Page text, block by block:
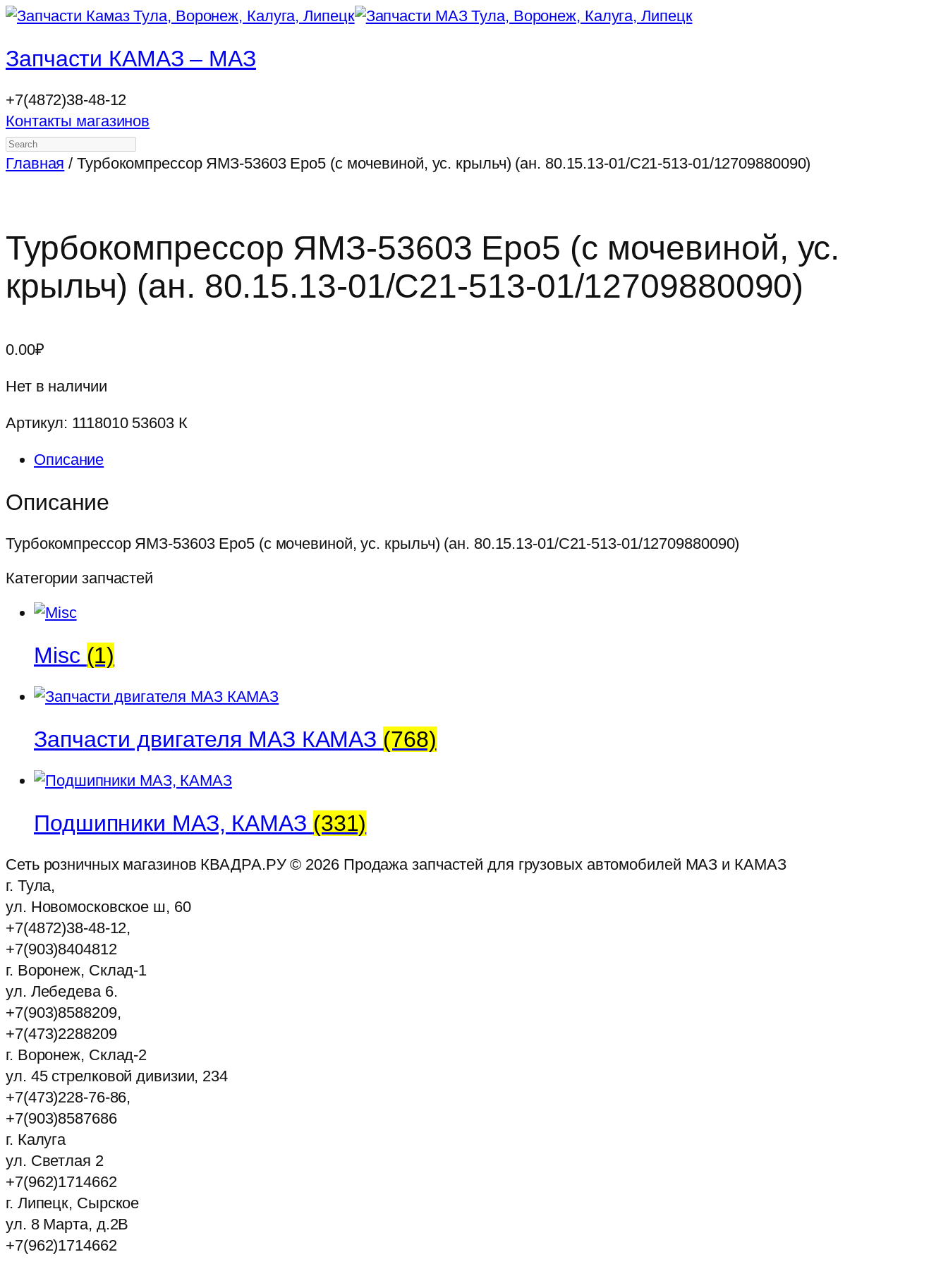
Запчасти КАМАЗ – МАЗ
+7(4872)38-48-12
Контакты магазинов
Search
Главная / Турбокомпрессор ЯМЗ-53603 Еро5 (с мочевиной, ус. крыльч) (ан. 80.15.13-01/C21-513-01/12709880090)
Турбокомпрессор ЯМЗ-53603 Еро5 (с мочевиной, ус.
крыльч) (ан. 80.15.13-01/C21-513-01/12709880090)
0.00₽
Нет в наличии
Артикул: 1118010 53603 К
Описание
Описание
Турбокомпрессор ЯМЗ-53603 Еро5 (с мочевиной, ус. крыльч) (ан. 80.15.13-01/C21-513-01/12709880090)
Категории запчастей
Misc (1)
Запчасти двигателя МАЗ КАМАЗ (768)
Подшипники МАЗ, КАМАЗ (331)
Сеть розничных магазинов КВАДРА.РУ © 2026Продажа запчастей для грузовых автомобилей МАЗ и КАМАЗ
г. Тула,
ул. Новомосковское ш, 60
+7(4872)38-48-12,
+7(903)8404812
г. Воронеж, Склад-1
ул. Лебедева 6.
+7(903)8588209,
+7(473)2288209
г. Воронеж, Склад-2
ул. 45 стрелковой дивизии, 234
+7(473)228-76-86,
+7(903)8587686
г. Калуга
ул. Светлая 2
+7(962)1714662
г. Липецк, Сырское
ул. 8 Марта, д.2В
+7(962)1714662